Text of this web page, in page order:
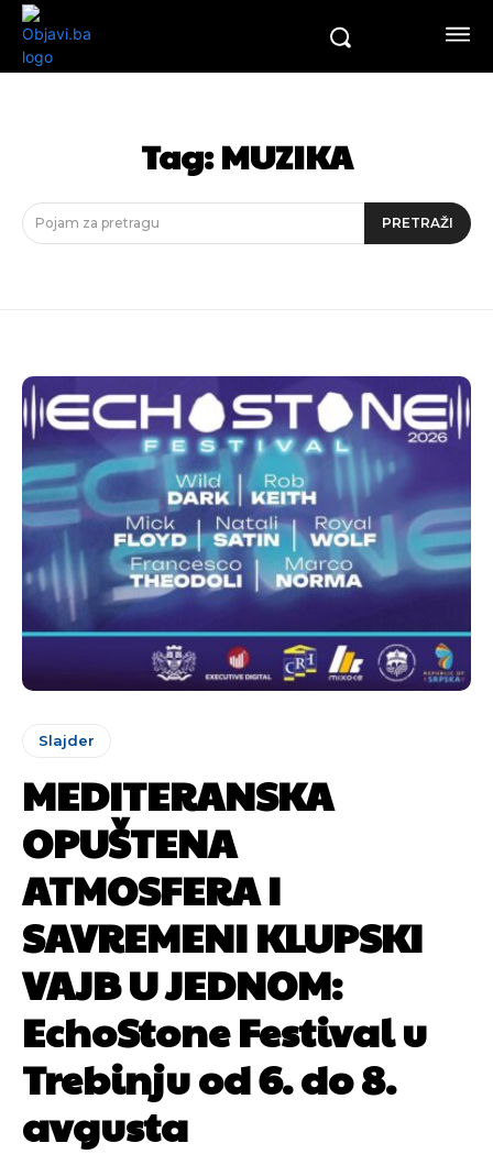
Tag:MUZIKA
Pojam za pretragu PRETRAŽI
Slajder
MEDITERANSKA
OPUŠTENA
ATMOSFERA I
SAVREMENI KLUPSKI
VAJB U JEDNOM:
EchoStone Festival u
Trebinju od 6. do 8.
avgusta